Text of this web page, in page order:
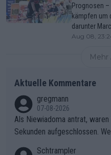
Prognosen –
kämpfen um
darunter
Aug 08,
Mehr
Aktuelle Kommentare
gregmann
07-08-2026
Als Niewiadoma antrat,
Sekunden aufgeschlossen.
Schtrampler